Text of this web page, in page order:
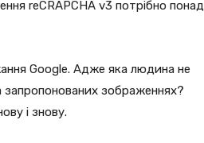
reCRAPCHA v3 потрібно понад
Google. Адже яка людина не
запропонованих зображеннях?
і знову.